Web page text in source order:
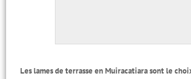
Les lames de terrasse en Muiracatiara sont le